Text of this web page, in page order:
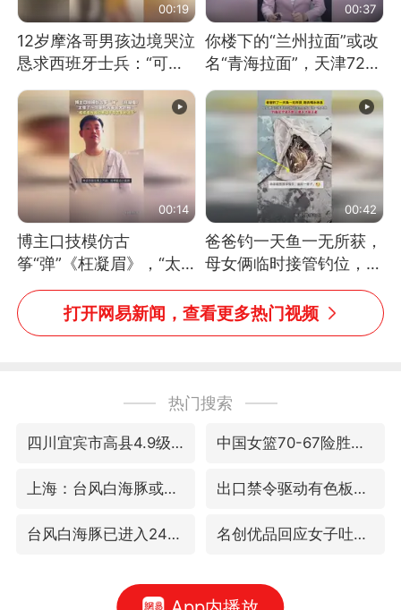
00:19
12岁摩洛哥男孩边境哭泣
恳求西班牙士兵：“可不
可以不要把我遣返回国”
00:37
你楼下的“兰州拉面”或改
名“青海拉面”，天津72家
面馆已集体更换招牌
00:14
博主口技模仿古
筝“弹”《枉凝眉》，“太
像了～你是吃古筝长大的
吗？”“或将成为首位考级
不带古筝的选手。”（来
00:42
爸爸钓一天鱼一无所获，
母女俩临时接管钓位，用
玩具鱼竿钓上大鱼
打开网易新闻，查看更多热门视频
热门搜索
四川宜宾市高县4.9级地震致1人死亡 中国女篮70-67险胜尼日利亚女篮
上海：台风白海豚或将带来龙卷风 出口禁令驱动有色板块大涨
台风白海豚已进入24小时警戒线 名创优品回应女子吐槽内裤质量差